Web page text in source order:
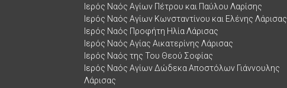
Ιερός Ναός Αγίων Πέτρου και Παύλου Λαρίσης
Ιερός Ναός Αγίων Κωνσταντίνου και Ελένης Λάρισας
Ιερός Ναός Προφήτη Ηλία Λάρισας
Ιερός Ναός Αγίας Αικατερίνης Λάρισας
Ιερός Ναός της Του Θεού Σοφίας
Ιερός Ναός Αγίων Δώδεκα Αποστόλων Γιάννουλης
Λάρισας